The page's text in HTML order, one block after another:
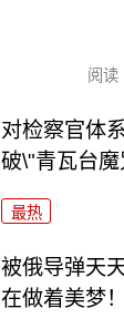
阅读
对检察官体
破\"青瓦台魔
最热
被俄导弹天
在做着美梦！